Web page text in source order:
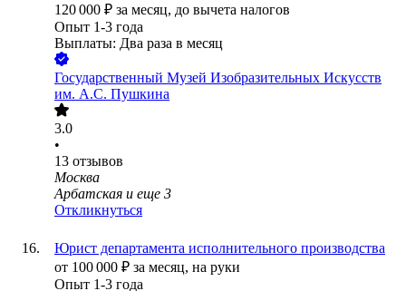
120 000 ₽ за месяц, до вычета налогов
Опыт 1-3 года
Выплаты: Два раза в месяц
Государственный Музей Изобразительных Искусств
им. А.С. Пушкина
3.0
•
13 отзывов
Москва
Арбатская и еще 3
Откликнуться
Юрист департамента исполнительного производства
от 100 000 ₽ за месяц, на руки
Опыт 1-3 года